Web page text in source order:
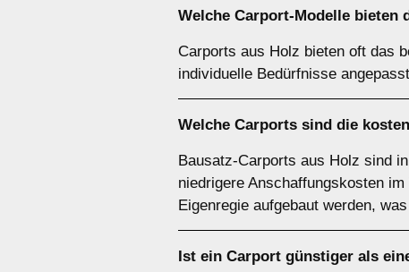
Welche Carport-Modelle bieten
Carports aus Holz bieten oft das
individuelle Bedürfnisse
Welche Carports sind die
Bausatz-Carports aus Holz sind
niedrigere Anschaffungskosten
Eigenregie aufgebaut werden,
Ist ein Carport günstiger als